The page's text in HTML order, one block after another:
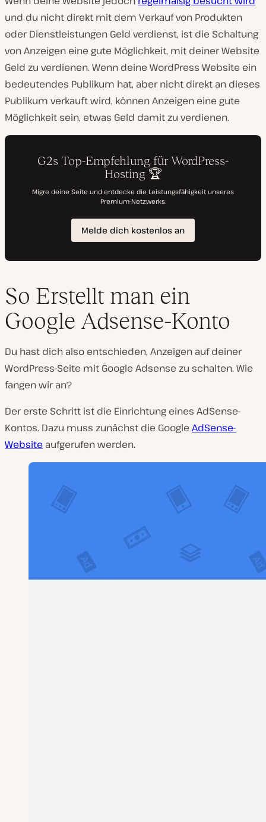
und du nicht direkt mit dem Verkauf von Produkten
oder Dienstleistungen Geld verdienst, ist die Schaltung
von Anzeigen eine gute Möglichkeit, mit deiner Website
Geld zu verdienen. Wenn deine WordPress Website ein
bedeutendes Publikum hat, aber nicht direkt an dieses
Publikum verkauft wird, können Anzeigen eine gute
Möglichkeit sein, etwas Geld damit zu verdienen.
So Erstellt man ein
Google Adsense-Konto
Du hast dich also entschieden, Anzeigen auf deiner
WordPress-Seite mit Google Adsense zu schalten. Wie
fangen wir an?
Der erste Schritt ist die Einrichtung eines AdSense-
Kontos. Dazu muss zunächst die Google AdSense-
Website aufgerufen werden.